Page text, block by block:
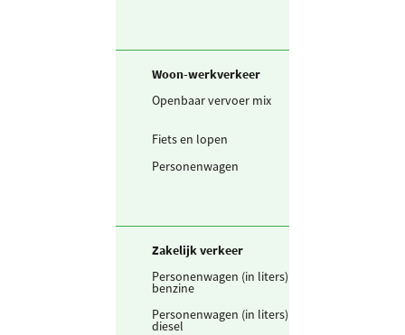
Woon-werkverkeer
Openbaar vervoer mix
Fiets en lopen
Personenwagen
Zakelijk verkeer
Personenwagen (in liters)
benzine
Personenwagen (in liters)
diesel